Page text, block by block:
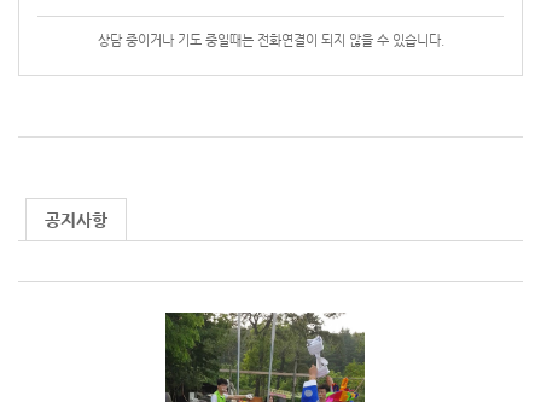
상담 중이거나 기도 중일때는 전화연결이 되지 않을 수 있습니다.
공지사항